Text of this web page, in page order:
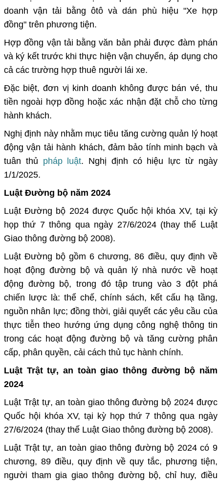
doanh vận tải bằng ôtô và dán phù hiệu "Xe hợp
đồng" trên phương tiện.
Hợp đồng vận tải bằng văn bản phải được đàm phán
và ký kết trước khi thực hiện vận chuyển, áp dụng cho
cả các trường hợp thuê người lái xe.
Đặc biệt, đơn vị kinh doanh không được bán vé, thu
tiền ngoài hợp đồng hoặc xác nhận đặt chỗ cho từng
hành khách.
Nghị định này nhằm mục tiêu tăng cường quản lý hoạt
động vận tải hành khách, đảm bảo tính minh bạch và
tuân thủ pháp luật. Nghị định có hiệu lực từ ngày
1/1/2025.
Luật Đường bộ năm 2024
Luật Đường bộ 2024 được Quốc hội khóa XV, tại kỳ
họp thứ 7 thông qua ngày 27/6/2024 (thay thế Luật
Giao thông đường bộ 2008).
Luật Đường bộ gồm 6 chương, 86 điều, quy định về
hoạt động đường bộ và quản lý nhà nước về hoạt
động đường bộ, trong đó tập trung vào 3 đột phá
chiến lược là: thể chế, chính sách, kết cấu hạ tầng,
nguồn nhân lực; đồng thời, giải quyết các yêu cầu của
thực tiễn theo hướng ứng dụng công nghệ thông tin
trong các hoạt động đường bộ và tăng cường phân
cấp, phân quyền, cải cách thủ tục hành chính.
Luật Trật tự, an toàn giao thông đường bộ năm
2024
Luật Trật tự, an toàn giao thông đường bộ 2024 được
Quốc hội khóa XV, tại kỳ họp thứ 7 thông qua ngày
27/6/2024 (thay thế Luật Giao thông đường bộ 2008).
Luật Trật tự, an toàn giao thông đường bộ 2024 có 9
chương, 89 điều, quy định về quy tắc, phương tiện,
người tham gia giao thông đường bộ, chỉ huy, điều